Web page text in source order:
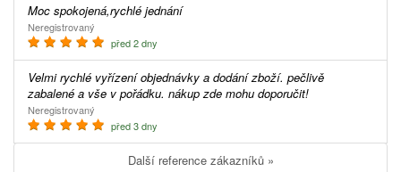
Moc spokojená,rychlé jednání
Neregistrovaný
před 2 dny
Velmi rychlé vyřízení objednávky a dodání zboží. pečlivě
zabalené a vše v pořádku. nákup zde mohu doporučit!
Neregistrovaný
před 3 dny
Další reference zákazníků »